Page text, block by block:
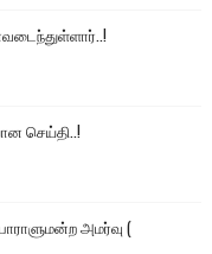
செய்தி..!
அமர்வு (